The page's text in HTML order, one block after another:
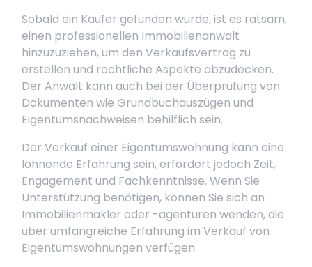
Sobald ein Käufer gefunden wurde, ist es ratsam,
einen professionellen Immobilienanwalt
hinzuzuziehen, um den Verkaufsvertrag zu
erstellen und rechtliche Aspekte abzudecken.
Der Anwalt kann auch bei der Überprüfung von
Dokumenten wie Grundbuchauszügen und
Eigentumsnachweisen behilflich sein.
Der Verkauf einer Eigentumswohnung kann eine
lohnende Erfahrung sein, erfordert jedoch Zeit,
Engagement und Fachkenntnisse. Wenn Sie
Unterstützung benötigen, können Sie sich an
Immobilienmakler oder -agenturen wenden, die
über umfangreiche Erfahrung im Verkauf von
Eigentumswohnungen verfügen.